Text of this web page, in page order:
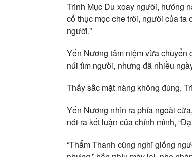
Trình Mục Du xoay người, hướng
cổ thục mọc che trời, người của
người.”
Yến Nương tâm niệm vừa
núi tìm người, nhưng đã nhiều
Thấy sắc mặt nàng không đúng,
Yến Nương nhìn ra phía ngoài
nói ra kết luận của chính mình,
“Thẩm Thanh cũng nghĩ giống